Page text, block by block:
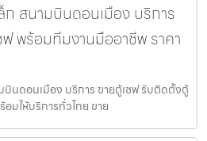
ก สนามบินดอนเมือง บริการ
พร้อมทีมงานมืออาชีพ ราคา
บินดอนเมือง บริการ ขายตู้เซฟ รับติดตั้งตู้
มให้บริการทั่วไทย ขาย